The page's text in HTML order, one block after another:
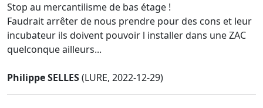
Stop au mercantilisme de bas étage !
Faudrait arrêter de nous prendre pour des cons et leur
incubateur ils doivent pouvoir l installer dans une ZAC
quelconque ailleurs...
Philippe SELLES(LURE, 2022-12-29)